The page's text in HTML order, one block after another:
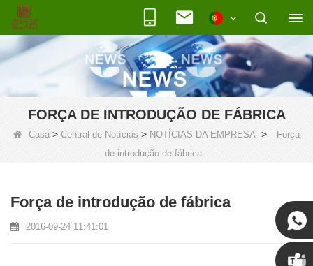
FORÇA DE INTRODUÇÃO DE FÁBRICA
Casa > Central de Notícias > NOTÍCIAS DA EMPRESA >
Força
de introdução de fábrica
Força de introdução de fábrica
2016-09-24 11:41:01